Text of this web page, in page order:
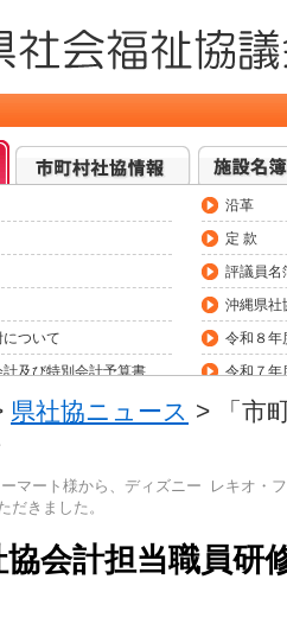
沿革
定 款
評議員名
沖縄県
ついて 令和８
及び特別会計予算書 令和７
及び特別会計決算 県内社
年度）
県社協ニュース > 「市
マート様から、ディズニー
きました。
レキオ・
協会計担当職員研